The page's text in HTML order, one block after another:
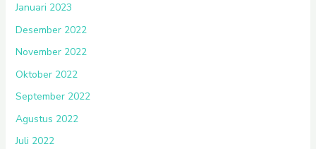
Januari 2023
Desember 2022
November 2022
Oktober 2022
September 2022
Agustus 2022
Juli 2022